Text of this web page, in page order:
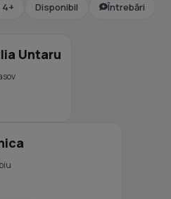
4+ Disponibil Întrebări
Untaru